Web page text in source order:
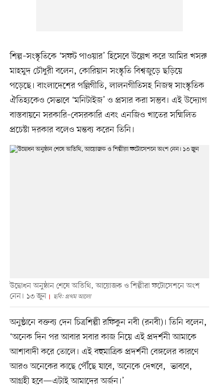
শিল্প–সংস্কৃতিকে ‘সফট পাওয়ার’ হিসেবে উল্লেখ করে আমির খসরু
মাহমুদ চৌধুরী বলেন, কোরিয়ান সংস্কৃতি বিশ্বজুড়ে ছড়িয়ে
পড়েছে। বাংলাদেশের পল্লিগীতি, লালনগীতিসহ নিজস্ব সাংস্কৃতিক
ঐতিহ্যকেও সেভাবে ‘মনিটাইজ’ ও প্রসার করা সম্ভব। এই উদ্যোগ
বাস্তবায়নে সরকারি–বেসরকারি এবং এনজিও খাতের সম্মিলিত
প্রচেষ্টা দরকার বলেও মন্তব্য করেন তিনি।
উদ্বোধন অনুষ্ঠান শেষে অতিথি, আয়োজক ও শিল্পীরা ফটোসেশনে অংশ
নেন। ১৩ জুন
ছবি: প্রথম আলো
অনুষ্ঠানে বক্তব্য দেন চিত্রশিল্পী রফিকুন নবী (রনবী)। তিনি বলেন,
‘অনেক দিন পর আবার সবার কাজ নিয়ে এই প্রদর্শনী আমাকে
আশাবাদী করে তোলে। এই বহুমাত্রিক প্রদর্শনী বেঙ্গলের কারণে
আরও অনেকের কাছে পৌঁছে যাবে, অনেকে দেখবে, ভাববে,
আগ্রহী হবে—এটাই আমাদের অর্জন।’